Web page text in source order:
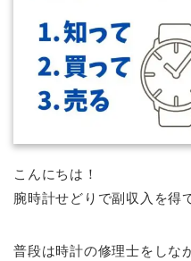
こんにちは！
腕時計せどりで副収入を得
普段は時計の修理士をしな